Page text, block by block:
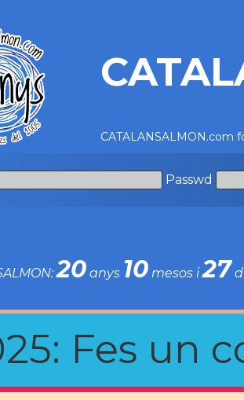
CATALANSALMON.com
Passwd
20 anys 10 mesos i27
Fes un